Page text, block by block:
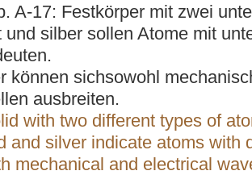
A-17: Festkörper mit zwei
und silber sollen Atome mit
können sichsowohl
ausbreiten.
with two different types of
and silver indicate atoms with
mechanical and electrical